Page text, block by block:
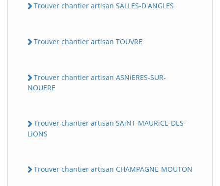
Trouver chantier artisan SALLES-D'ANGLES
Trouver chantier artisan TOUVRE
Trouver chantier artisan ASNiERES-SUR-
NOUERE
Trouver chantier artisan SAiNT-MAURiCE-DES-
LiONS
Trouver chantier artisan CHAMPAGNE-MOUTON